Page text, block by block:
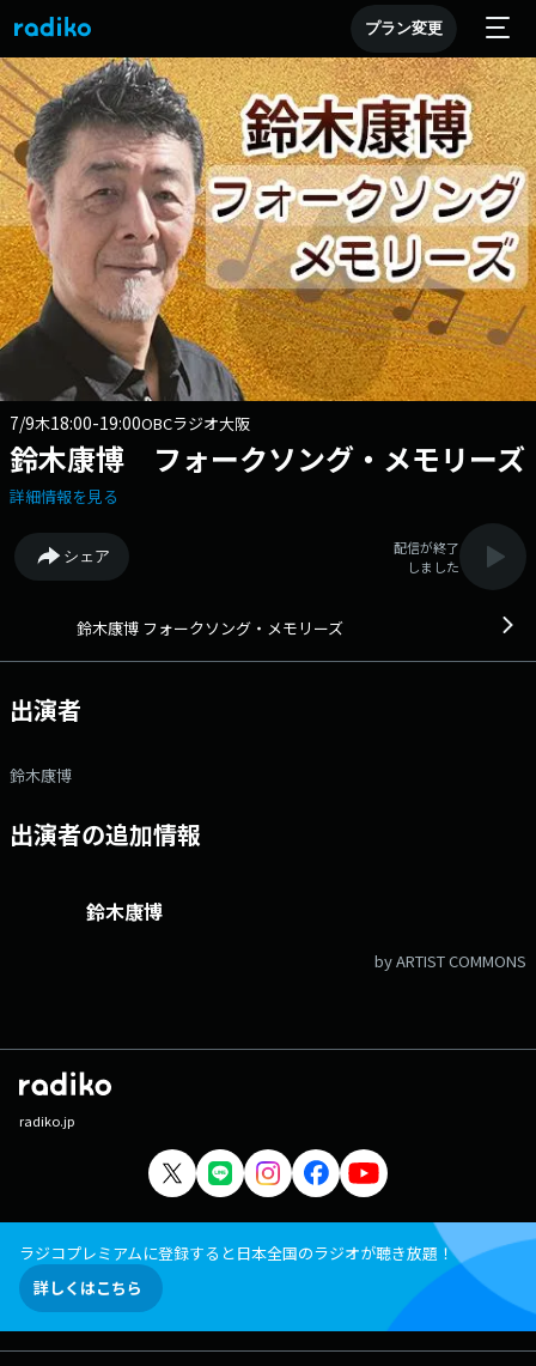
プラン変更
7/9木18:00-19:00OBCラジオ大阪
鈴木康博 フォークソング・メモリーズ
詳細情報を見る
シェア
配信が終了
しました
鈴木康博 フォークソング・メモリーズ
出演者
鈴木康博
出演者の追加情報
鈴木康博
by ARTIST COMMONS
radiko.jp
ラジコプレミアムに登録すると日本全国のラジオが聴き放題！
詳しくはこちら